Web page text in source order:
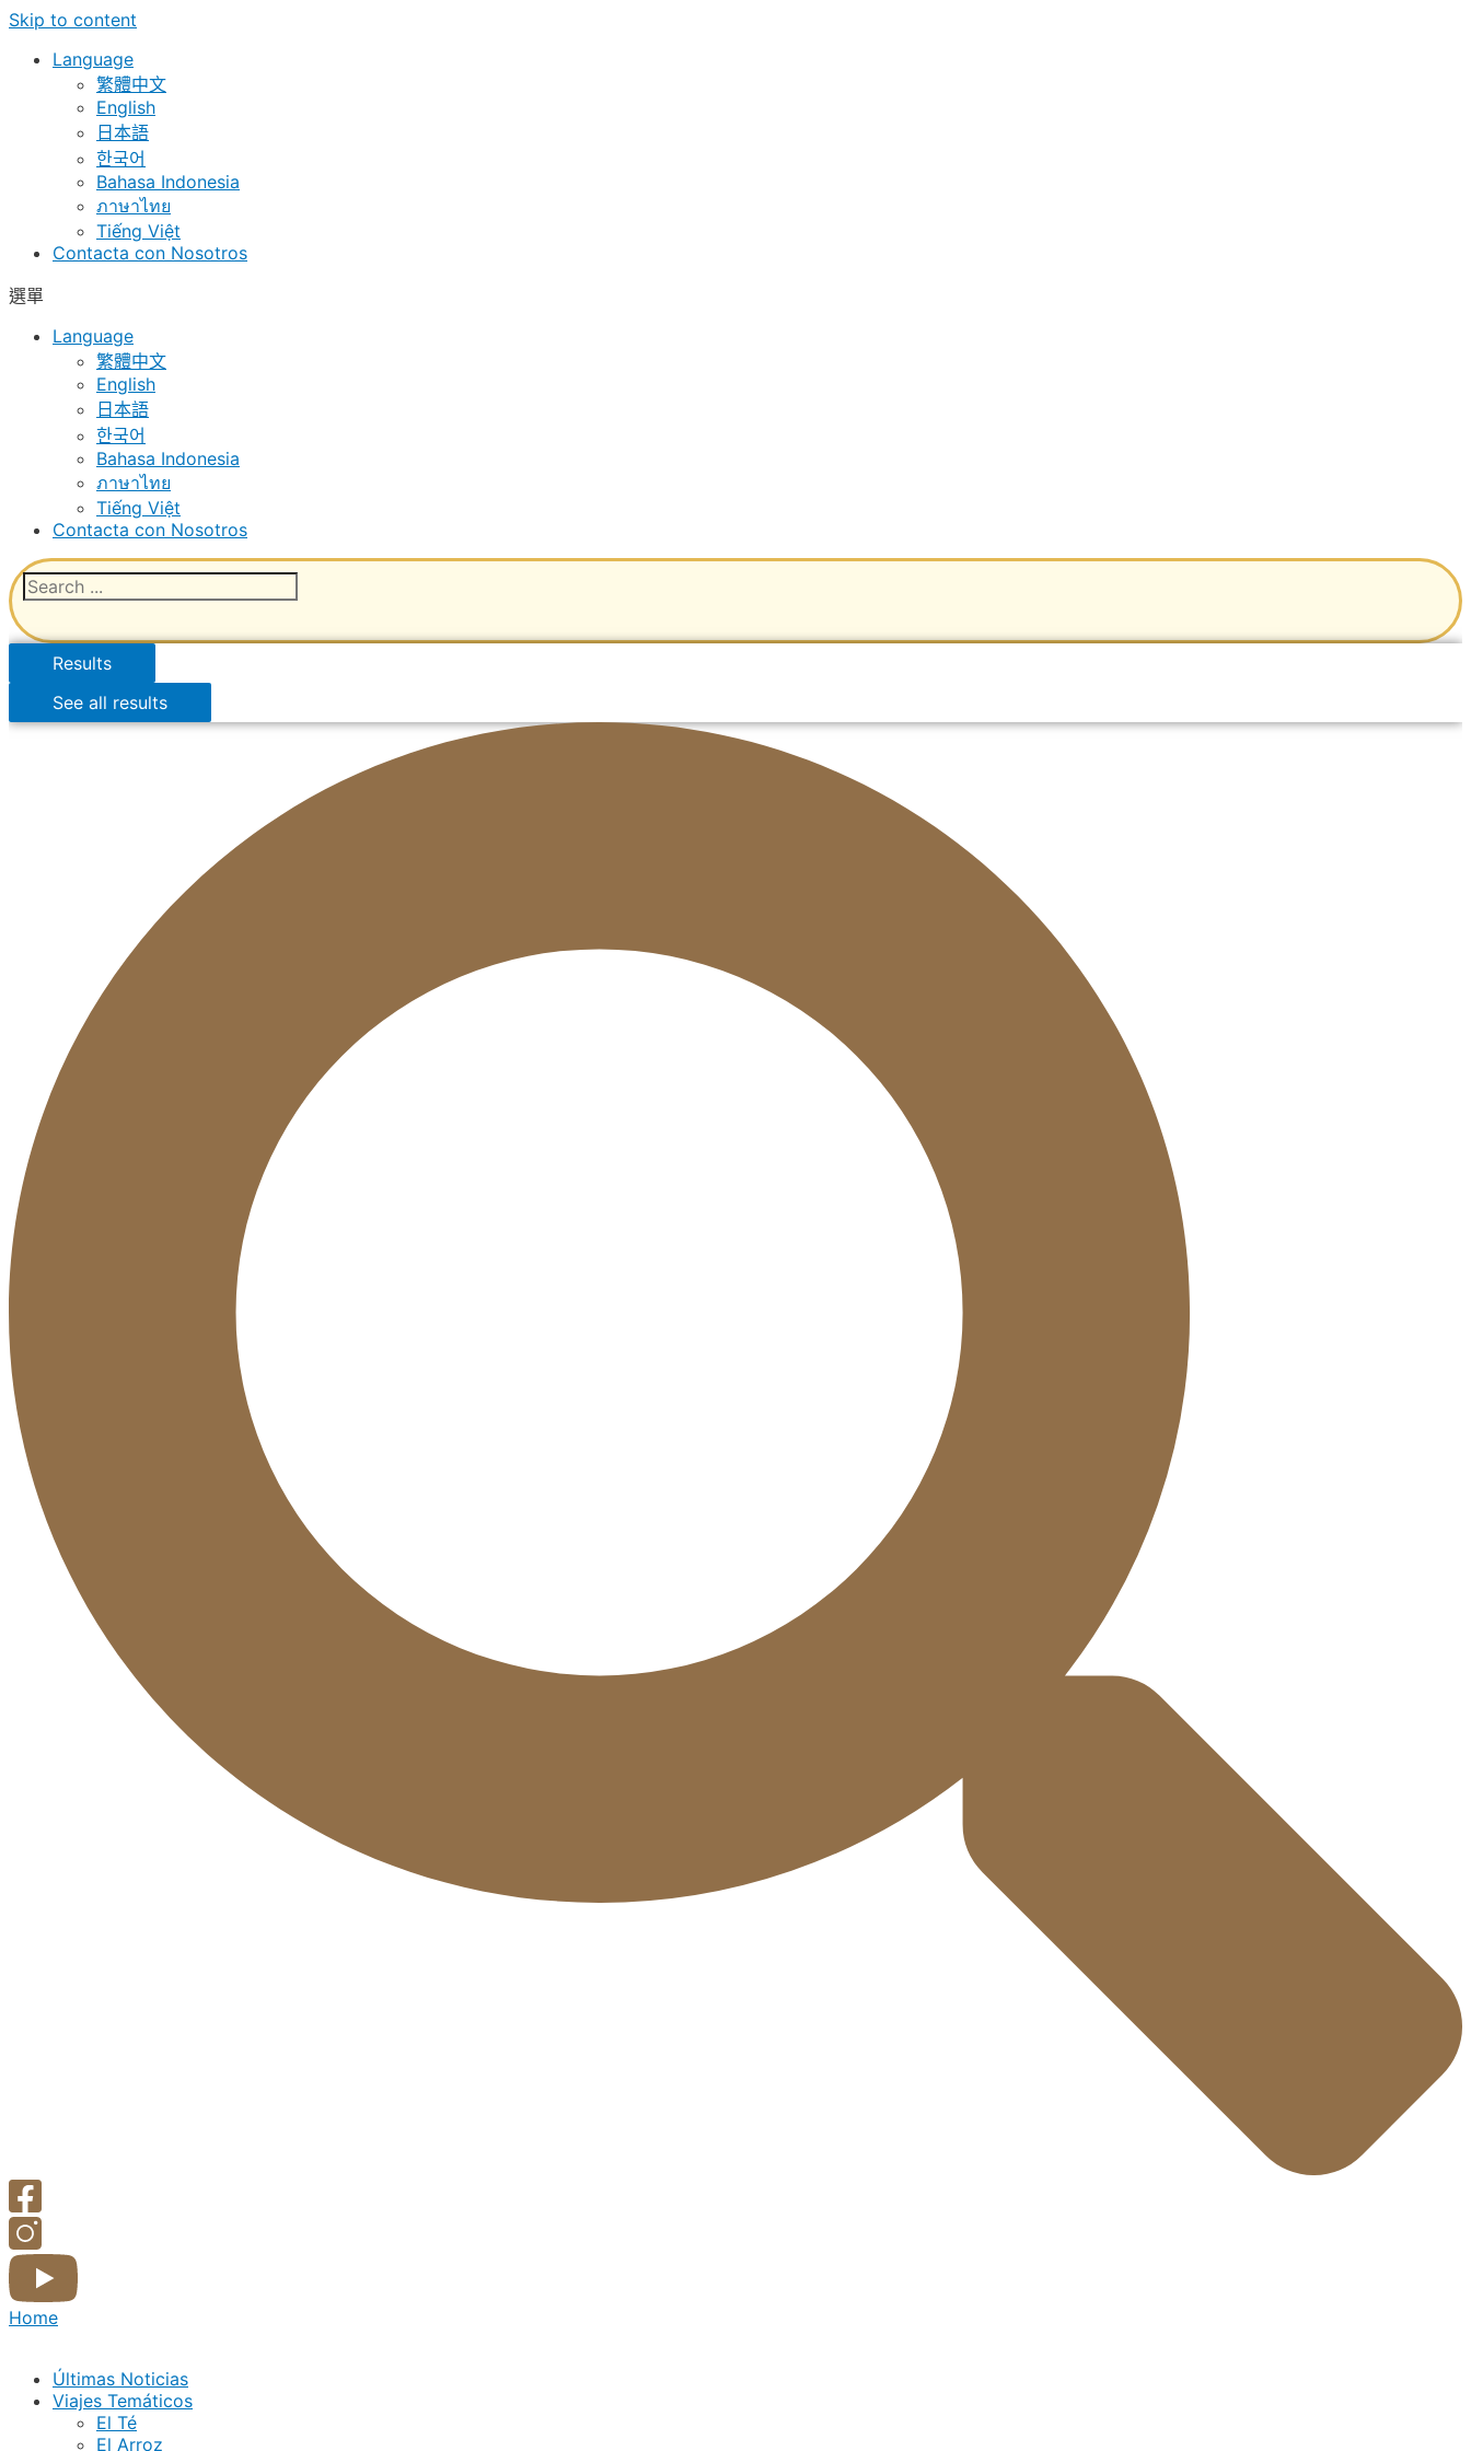
Skip to content
Language
繁體中文
English
日本語
한국어
Bahasa Indonesia
ภาษาไทย
Tiếng Việt
Contacta con Nosotros
選單
Language
繁體中文
English
日本語
한국어
Bahasa Indonesia
ภาษาไทย
Tiếng Việt
Contacta con Nosotros
Results
See all results
Home
Últimas Noticias
Viajes Temáticos
El Té
El Arroz